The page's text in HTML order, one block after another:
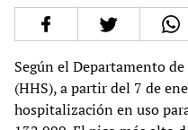
Según el Departamento
(HHS), a partir del 7 de
hospitalización en uso